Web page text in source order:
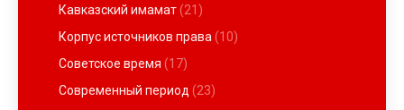
Кавказский имамат(21)
Корпус источников права (10)
Советское время (17)
Современный период (23)